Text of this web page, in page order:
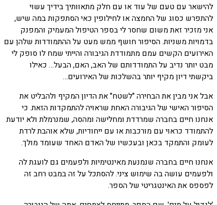
להישאר עם טעם של עוד או עם חלק מתאוותיך בידיך עשוי
להתפרש כסוג של החמצה או לחילופין כאי הסתפקות במה שיש,
אני מזכיר זאת משום שחסר לי בספר הטיפול המעמיק והמפנק
בדמויות משניות. הסיפור חושף ממש מעט על ההתמודדות שלהן עם
האירועים הקשים עמם מתמודדת הגיבורה והייתי שמח לו סופק לי
מבט יותר נדיב על התמודדותם של האב, האם, הבעל… כאילו
ביקשתי דיון מקיף יותר בהשלכות של האירועים…
אבל אני מבין את הבחירה "לשטח" את הדיון המקיף ולהבליט את
הסיפור האישי של הגיבורה האחת שראויה להתמקדות הזאת. כי
אנחנו חיים בחברה שמרדדת ומחלישה ומהסה, שמנרמלת ולא יודעת
להתמודד כראוי עם מורכבות או עם ייחודיות, שלא אוהבת לרדת
לעומק והתמקד בכאן ובעכשיו של האדם האחד שעומד מולך.
אנחנו חיים בחברה שנמנעת מאינטימיות ולפעמים גם לועגת לה
ולפעמים עושה בה שימוש ציני. להסתכל על זה במבט רחב זה
לפספס את האינטגריטי של הספר.